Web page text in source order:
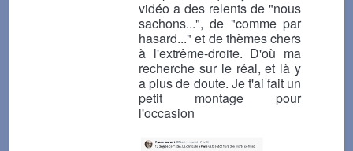
vidéo a des relents de "nous
sachons...", de "comme par
hasard..." et de thèmes chers
à l'extrême-droite. D'où ma
recherche sur le réal, et là y
a plus de doute. Je t'ai fait un
petit montage pour
l'occasion